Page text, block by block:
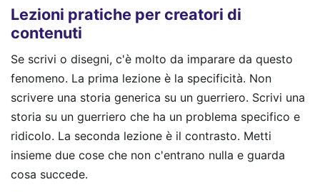
Lezioni pratiche per creatori di
contenuti
Se scrivi o disegni, c'è molto da imparare da questo
fenomeno. La prima lezione è la specificità. Non
scrivere una storia generica su un guerriero. Scrivi una
storia su un guerriero che ha un problema specifico e
ridicolo. La seconda lezione è il contrasto. Metti
insieme due cose che non c'entrano nulla e guarda
cosa succede.